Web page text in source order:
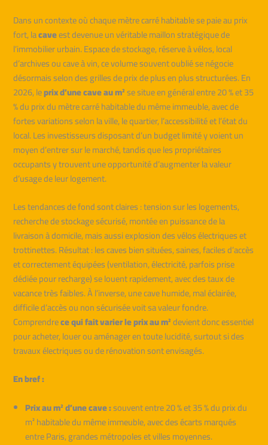
Dans un contexte où chaque mètre carré habitable se paie au prix
fort, lacaveest devenue un véritable maillon stratégique de
l’immobilier urbain. Espace de stockage, réserve à vélos, local
d’archives ou cave à vin, ce volume souvent oublié se négocie
désormais selon des grilles de prix de plus en plus structurées. En
2026, leprix d’une cave au m²se situe en général entre 20 % et 35
% du prix du mètre carré habitable du même immeuble, avec de
fortes variations selon la ville, le quartier, l’accessibilité et l’état du
local. Les investisseurs disposant d’un budget limité y voient un
moyen d’entrer sur le marché, tandis que les propriétaires
occupants y trouvent une opportunité d’augmenter la valeur
d’usage de leur logement.
Les tendances de fond sont claires : tension sur les logements,
recherche de stockage sécurisé, montée en puissance de la
livraison à domicile, mais aussi explosion des vélos électriques et
trottinettes. Résultat : les caves bien situées, saines, faciles d’accès
et correctement équipées (ventilation, électricité, parfois prise
dédiée pour recharge) se louent rapidement, avec des taux de
vacance très faibles. À l’inverse, une cave humide, mal éclairée,
difficile d’accès ou non sécurisée voit sa valeur fondre.
Comprendrece qui fait varier le prix au m²devient donc essentiel
pour acheter, louer ou aménager en toute lucidité, surtout si des
travaux électriques ou de rénovation sont envisagés.
En bref :
Prix au m² d’une cave :souvent entre 20 % et 35 % du prix du
m² habitable du même immeuble, avec des écarts marqués
entre Paris, grandes métropoles et villes moyennes.